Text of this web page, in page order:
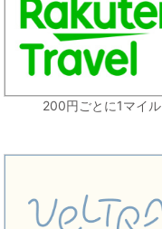
200円ごとに1マイル